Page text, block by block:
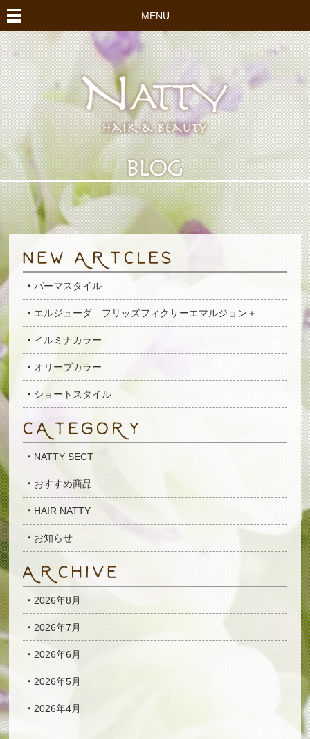
MENU
パーマスタイル
エルジューダ フリッズフィクサーエマルジョン＋
イルミナカラー
オリーブカラー
ショートスタイル
NATTY SECT
おすすめ商品
HAIR NATTY
お知らせ
2026年8月
2026年7月
2026年6月
2026年5月
2026年4月